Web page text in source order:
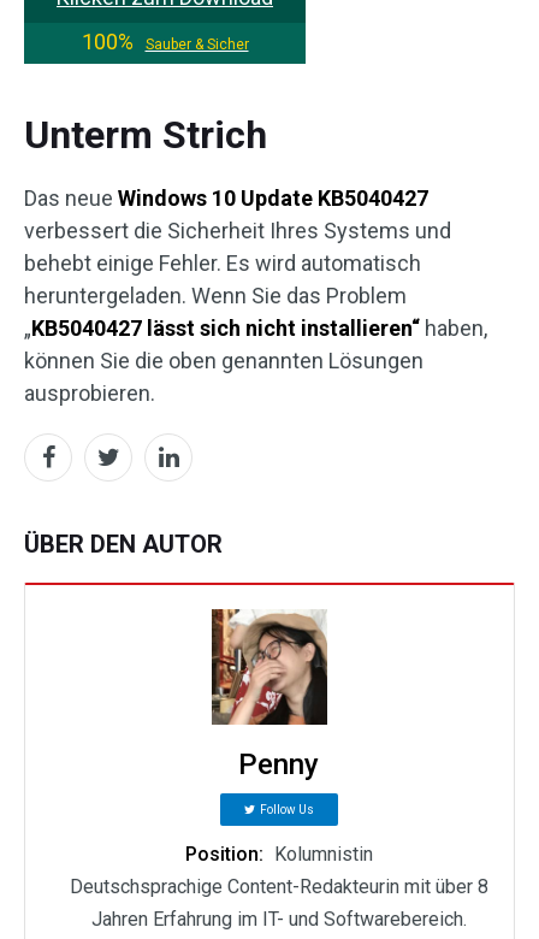
100%
Sauber & Sicher
Unterm Strich
Das neue Windows 10 Update KB5040427
verbessert die Sicherheit Ihres Systems und
behebt einige Fehler. Es wird automatisch
heruntergeladen. Wenn Sie das Problem
„KB5040427 lässt sich nicht installieren“ haben,
können Sie die oben genannten Lösungen
ausprobieren.
ÜBER DEN AUTOR
Penny
Follow Us
Position:
Kolumnistin
Deutschsprachige Content-Redakteurin mit über 8
Jahren Erfahrung im IT- und Softwarebereich.